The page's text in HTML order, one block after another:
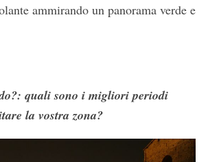
ammirando un panorama verde e
quali sono i migliori periodi
la vostra zona?